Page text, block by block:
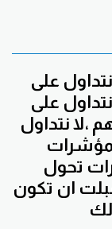
على
على
نتداول
تحول
ان تكون